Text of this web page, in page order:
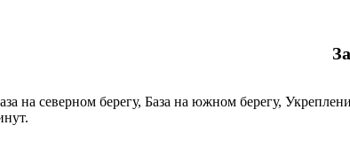
на северном берегу, База на южном берегу,